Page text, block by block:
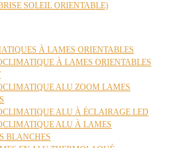
SOLEIL ORIENTABLE)
À LAMES ORIENTABLES
À LAMES ORIENTABLES
ALU ZOOM LAMES
ALU À ÉCLAIRAGE LED
ALU À LAMES
BLANCHES